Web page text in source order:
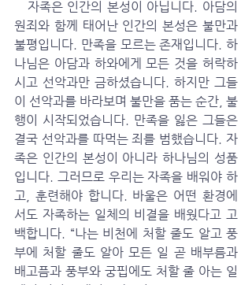
원죄와 함께 태어난 인간의 본성은 불만과
불평입니다. 만족을 모르는 존재입니다. 하
나님은 아담과 하와에게 모든 것을 허락하
시고 선악과만 금하셨습니다. 하지만 그들
이 선악과를 바라보며 불만을 품는 순간, 불
행이 시작되었습니다. 만족을 잃은 그들은
결국 선악과를 따먹는 죄를 범했습니다. 자
족은 인간의 본성이 아니라 하나님의 성품
입니다. 그러므로 우리는 자족을 배워야 하
고, 훈련해야 합니다. 바울은 어떤 환경에
서도 자족하는 일체의 비결을 배웠다고 고
백합니다. “나는 비천에 처할 줄도 알고 풍
부에 처할 줄도 알아 모든 일 곧 배부름과
배고픔과 풍부와 궁핍에도 처할 줄 아는 일